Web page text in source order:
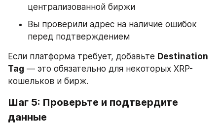
централизованной биржи
Вы проверили адрес на наличие ошибок
перед подтверждением
Если платформа требует, добавьте Destination
Tag — это обязательно для некоторых XRP-
кошельков и бирж.
Шаг 5: Проверьте и подтвердите
данные